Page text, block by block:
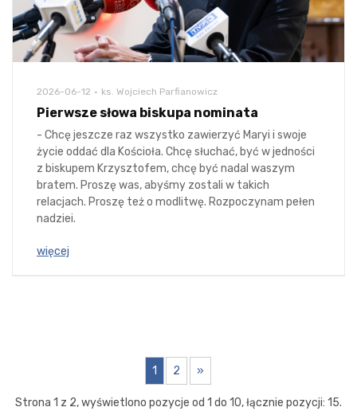
2026-06-12 ks. Wojciech Parfianowicz
Pierwsze słowa biskupa nominata
- Chcę jeszcze raz wszystko zawierzyć Maryi i swoje
życie oddać dla Kościoła. Chcę słuchać, być w jedności
z biskupem Krzysztofem, chcę być nadal waszym
bratem. Proszę was, abyśmy zostali w takich
relacjach. Proszę też o modlitwę. Rozpoczynam pełen
nadziei.
więcej
1 2 »
Strona 1 z 2, wyświetlono pozycje od 1 do 10, łącznie pozycji: 15.